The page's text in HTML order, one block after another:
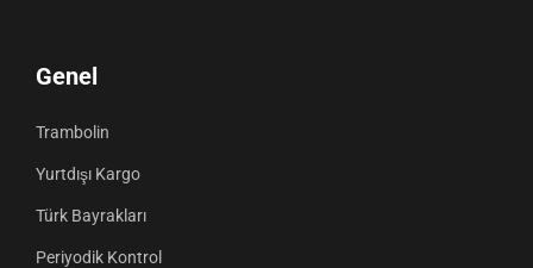
Genel
Trambolin
Yurtdışı Kargo
Türk Bayrakları
Periyodik Kontrol